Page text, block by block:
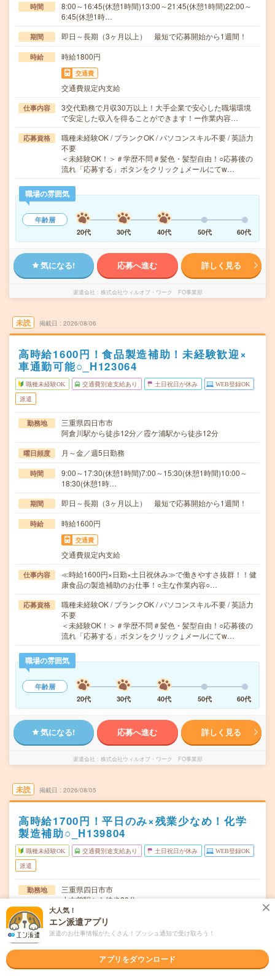
時間
8:00～16:45(休憩1時間)13:00～21:45(休憩1時間)22:00～
6:45(休憩1時…
期間 即日～長期（3ヶ月以上） 最短で応募開始から1週間！
時給 時給1800円
交通費
交通費規定内支給
仕事内容
3交代勤務で月収30万以上！大手企業で安心した職場環境
で安定した収入を得ることができます！ー作業内容…
応募資格
職種未経験OK / ブランクOK / パソコンスキル不要 / 英語力
不要
＜未経験OK！＞＃学歴不問＃髪色・髪型自由！○応募後の
流れ「応募する」ボタンをクリック↓メールにてw…
職場の雰囲気
年齢層
20代
30代 40代 50代 60代
気になる! 応募へ進む 詳しく見る
派遣会社 株式会社ウィルオブ・ワーク FO事業部
未読 掲載日 2026/08/06
高時給1600円！食品製造補助！未経験歓迎×
車通勤可能○_H123064
職種未経験OK 交通費別途支給あり 土日祝日が休み WEB登録OK
派遣
勤務地
三重県四日市市
阿倉川駅から徒歩12分／霞ケ浦駅から徒歩12分
曜日頻度 月～金／週5日勤務
時間
9:00～17:30(休憩1時間)7:00～15:30(休憩1時間)10:00～
18:30(休憩1時…
期間 即日～長期（3ヶ月以上） 最短で応募開始から1週間！
時給 時給1600円
交通費
交通費規定内支給
仕事内容
≪時給1600円×日勤×土日祝休み≫で働きやすさ抜群！！健
康食品の製造補助のお仕事！○主な作業内容○…
応募資格
職種未経験OK / ブランクOK / パソコンスキル不要 / 英語力
不要
＜未経験OK！＞＃学歴不問＃髪色・髪型自由！○応募後の
流れ「応募する」ボタンをクリック↓メールにてw…
職場の雰囲気
年齢層
20代
30代 40代 50代 60代
気になる! 応募へ進む 詳しく見る
派遣会社 株式会社ウィルオブ・ワーク FO事業部
未読 掲載日 2026/08/05
高時給1700円！平日のみ×残業少なめ！化学
製造補助○_H139804
職種未経験OK 交通費別途支給あり 土日祝日が休み WEB登録OK
派遣
勤務地
三重県四日市市
小古曽駅から徒歩20分
曜日頻度 月～金／週5日勤務
時間 8:30～17:15(休憩1時間)
即日～長期（3ヶ月以上） 最短で応募開始から1週間！
大人気！
エン派遣アプリ
派遣のお仕事情報がたくさん！プッシュ通知で受け取ろう！
アプリをダウンロード